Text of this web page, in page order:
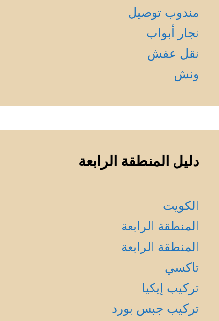
مندوب توصيل
نجار أبواب
نقل عفش
ونش
دليل المنطقة الرابعة
الكويت
المنطقة الرابعة
المنطقة الرابعة
تاكسي
تركيب إيكيا
تركيب جبس بورد